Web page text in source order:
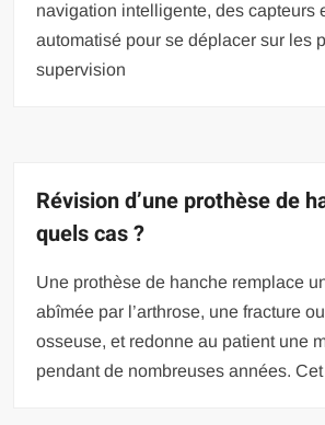
navigation intelligente, des capteurs
automatisé pour se déplacer sur les
supervision
Révision d’une prothèse de
quels cas ?
Une prothèse de hanche remplace
abîmée par l’arthrose, une fracture
osseuse, et redonne au patient une
pendant de nombreuses années.